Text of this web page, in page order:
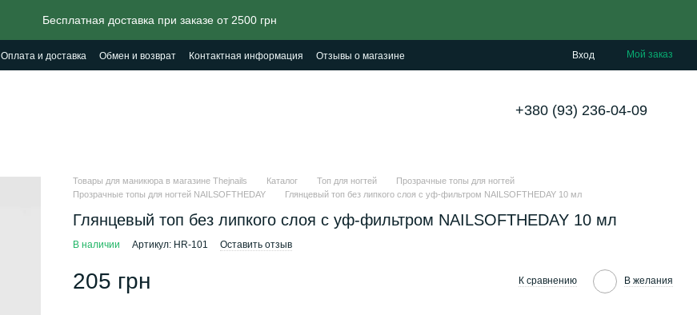
Бесплатная доставка при заказе от 2500 грн
Оплата и доставка Обмен и возврат Контактная информация Отзывы о магазине Вход Мой заказ
+380 (93) 236-04-09
Товары для маникюра в магазине Thejnails Каталог Топ для ногтей
Прозрачные топы для ногтей
Прозрачные топы для ногтей NAILSOFTHEDAY
Глянцевый топ без липкого слоя с уф-фильтром NAILSOFTHEDAY 10 мл
Глянцевый топ без липкого слоя с уф-фильтром NAILSOFTHEDAY 10 мл
В наличии Артикул: HR-101 Оставить отзыв
205 грн К сравнению В желания